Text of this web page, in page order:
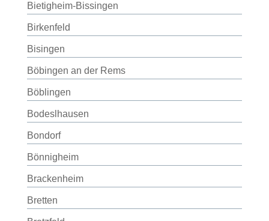
Bietigheim-Bissingen
Birkenfeld
Bisingen
Böbingen an der Rems
Böblingen
Bodeslhausen
Bondorf
Bönnigheim
Brackenheim
Bretten